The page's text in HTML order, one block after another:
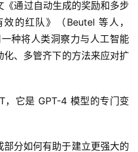
通过自动生成的奖励和多步
的红队》（Beutel 等人，
种将人类洞察力与人工智能
、多管齐下的方法来应对扩
，它是 GPT-4 模型的专门变
分如何有助于建立更强大的